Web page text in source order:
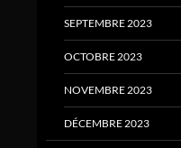
SEPTEMBRE 2023
OCTOBRE 2023
NOVEMBRE 2023
DÉCEMBRE 2023